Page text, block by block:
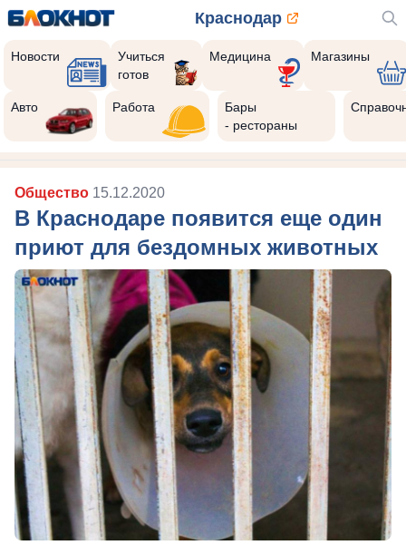
Краснодар
Новости
Учиться
готов
Медицина Магазины
Авто Работа
Бары
- рестораны
Общество 15.12.2020
В Краснодаре появится еще один
приют для бездомных животных